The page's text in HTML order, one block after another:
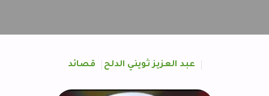
عبد العزيز ثويني الدلح قصائد